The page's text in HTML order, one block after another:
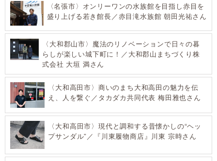
〈名張市〉オンリーワンの水族館を目指し赤目を
盛り上げる若き館長／赤目滝水族館 朝田光祐さん
〈大和郡山市〉魔法のリノベーションで日々の暮
らしが楽しい城下町に！／大和郡山まちづくり株
式会社 大垣 満さん
〈大和高田市〉商いのまち大和高田の魅力を伝
え、人を繋ぐ／タカダカ共同代表 梅田雅也さん
〈大和高田市〉現代と調和する昔懐かしの“ヘッ
プサンダル”／『川東履物商店』川東 宗時さん